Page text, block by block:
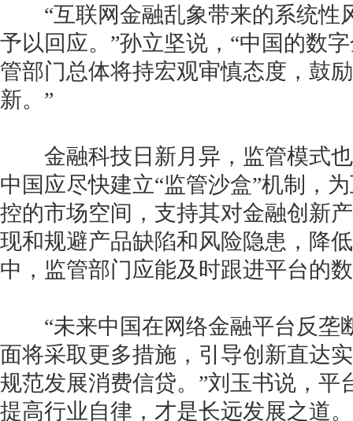
“互联网金融乱象带来的系统性
予以回应。”孙立坚说，“中国的数
管部门总体将持宏观审慎态度，鼓
新。”
金融科技日新月异，监管模式也
中国应尽快建立“监管沙盒”机制，
控的市场空间，支持其对金融创新
现和规避产品缺陷和风险隐患，降
中，监管部门应能及时跟进平台的
“未来中国在网络金融平台反垄
面将采取更多措施，引导创新直达
规范发展消费信贷。”刘玉书说，平
提高行业自律，才是长远发展之道。